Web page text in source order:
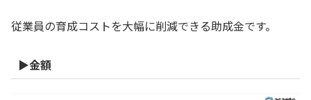
従業員の育成コストを大幅に削減できる助成金です。
▶金額